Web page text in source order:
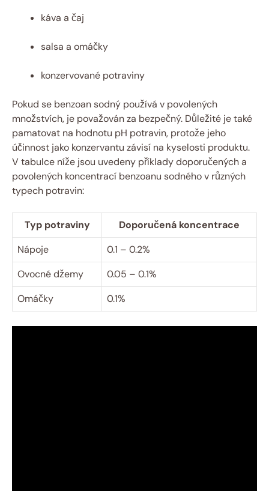
káva a čaj
salsa a omáčky
konzervované potraviny
Pokud se benzoan sodný používá v povolených
množstvích, je považován za bezpečný. Důležité je také
pamatovat na hodnotu pH potravin, protože jeho
účinnost jako konzervantu závisí na kyselosti produktu.
V tabulce níže jsou uvedeny příklady doporučených a
povolených koncentrací benzoanu sodného v různých
typech potravin:
Typ potraviny
Doporučená koncentrace
Nápoje
0.1 – 0.2%
Ovocné džemy
0.05 – 0.1%
Omáčky
0.1%